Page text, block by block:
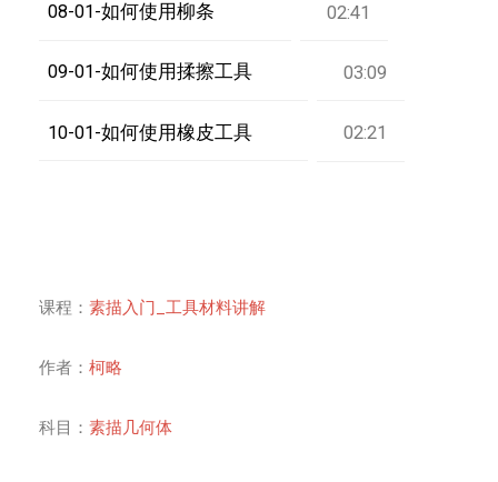
08-01-如何使用柳条 02:41
09-01-如何使用揉擦工具 03:09
10-01-如何使用橡皮工具 02:21
课程： 素描入门_工具材料讲解
作者： 柯略
科目： 素描几何体